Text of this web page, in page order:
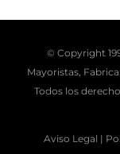
© Copyright
Mayoristas,
Todos los
Aviso Legal |